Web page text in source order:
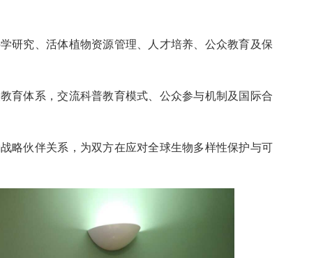
研究、活体植物资源管理、人才培养、公众教育及保
育体系，交流科普教育模式、公众参与机制及国际合
略伙伴关系，为双方在应对全球生物多样性保护与可